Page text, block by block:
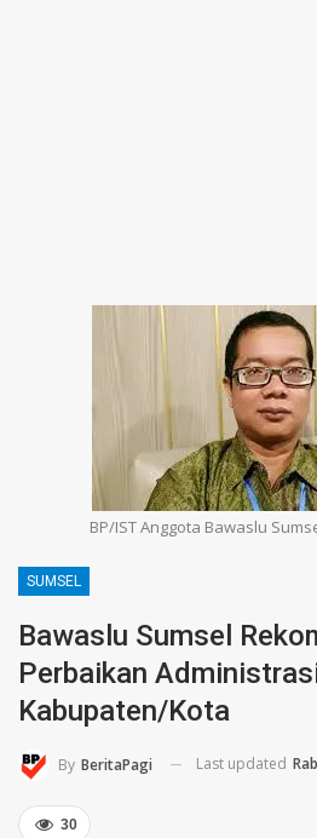
BP/IST Anggota Bawaslu
SUMSEL
Bawaslu Sumsel
Perbaikan
Kabupaten/Kota
By BeritaPagi Last updated
30